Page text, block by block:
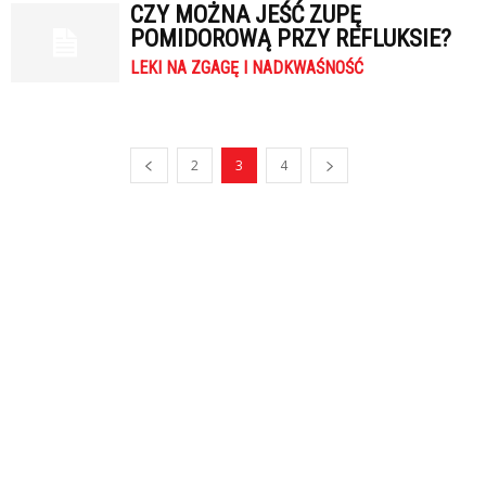
CZY MOŻNA JEŚĆ ZUPĘ
POMIDOROWĄ PRZY REFLUKSIE?
LEKI NA ZGAGĘ I NADKWAŚNOŚĆ
2 3 4